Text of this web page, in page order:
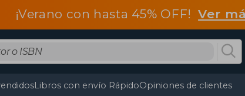
¡Verano con hasta 45% OFF!Ver
Libros con envío RápidoOpiniones de clientes